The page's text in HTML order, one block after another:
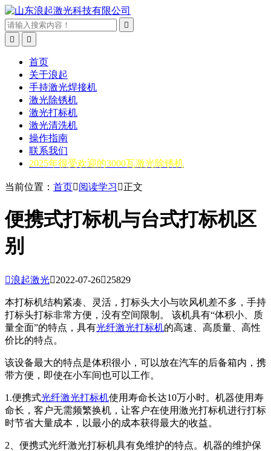



首页
关于浪起
手持激光焊接机
激光除锈机
激光打标机
激光清洗机
操作指南
联系我们
2025年很受欢迎的3000瓦激光除锈机
当前位置： 首页阅读学习 正文
便携式打标机与台式打标机区
别
浪起激光2022-07-2625829
本打标机结构紧凑、灵活，打标头大小与吹风机差不多，手持
打标头打标非常方便，没有空间限制。 该机具有“体积小、质
量全面”的特点，具有光纤激光打标机的高速、高质量、高性
价比的特点。
该设备最大的特点是体积很小，可以放在汽车的后备箱内，携
带方便，即使在小车间也可以工作。
1.便携式光纤激光打标机使用寿命长达10万小时。机器使用寿
命长，客户无需频繁换机，让客户在使用激光打标机进行打标
时节省大量成本，以最小的成本获得最大的收益。
2、便携式光纤激光打标机具有免维护的特点。机器的维护保